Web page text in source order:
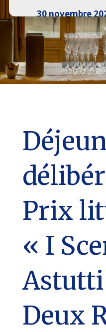
30 novembre
Rives » I
7 décembre 2026 :
18h30 à 21h,
Cercle National
Prix
« I
Deux